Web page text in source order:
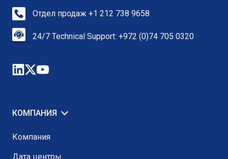
Отдел продаж +1 212 738 9658
24/7 Technical Support: +972 (0)74 705 0320
КОМПАНИЯ
Компания
Дата центры